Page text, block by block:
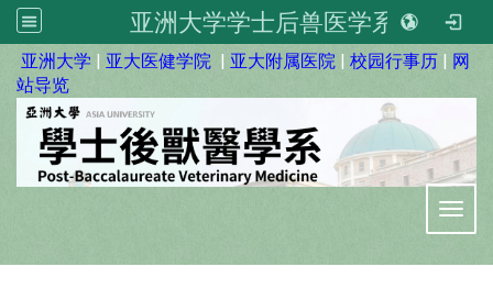
亚洲大学学士后兽医学系
亚洲大学 | 亚大医健学院 | 亚大附属医院 | 校园行事历 | 网
站导览